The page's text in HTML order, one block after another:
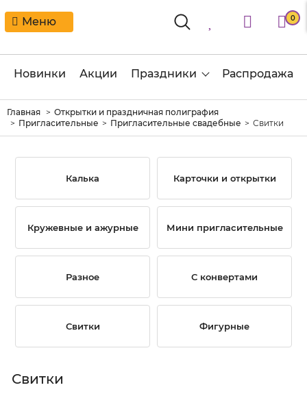
Меню 0
Новинки Акции Праздники Распродажа
Главная
Открытки и праздничная полиграфия
Пригласительные
Пригласительные свадебные Свитки
Калька Карточки и открытки
Кружевные и ажурные Мини пригласительные
Разное С конвертами
Свитки Фигурные
Свитки